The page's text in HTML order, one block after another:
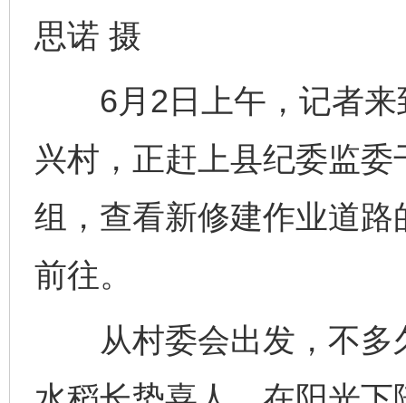
思诺 摄
6月2日上午，记者来
兴村，正赶上县纪委监
组，查看新修建作业道
前往。
从村委会出发，不多